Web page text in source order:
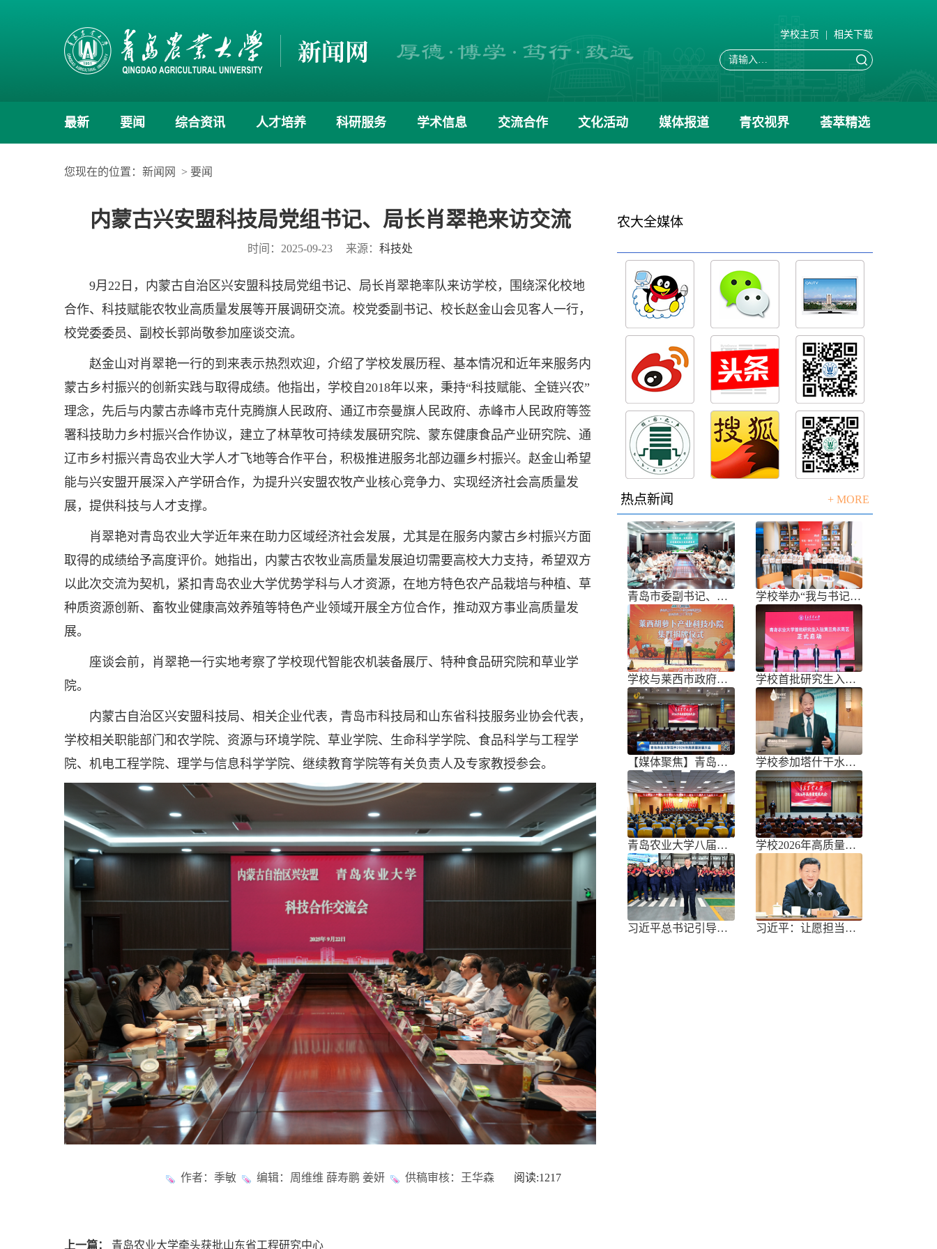
学校主页 相关下载
最新 要闻 综合资讯 人才培养 科研服务 学术信息 交流合作 文化活动 媒体报道 青农视界 荟萃精选
您现在的位置： 新闻网 > 要闻
内蒙古兴安盟科技局党组书记、局长肖翠艳来访交流
时间：2025-09-23 来源：科技处
9月22日，内蒙古自治区兴安盟科技局党组书记、局长肖翠艳率队来访学校，围绕深化校地
合作、科技赋能农牧业高质量发展等开展调研交流。校党委副书记、校长赵金山会见客人一行，
校党委委员、副校长郭尚敬参加座谈交流。
赵金山对肖翠艳一行的到来表示热烈欢迎，介绍了学校发展历程、基本情况和近年来服务内
蒙古乡村振兴的创新实践与取得成绩。他指出，学校自2018年以来，秉持“科技赋能、全链兴农”
理念，先后与内蒙古赤峰市克什克腾旗人民政府、通辽市奈曼旗人民政府、赤峰市人民政府等签
署科技助力乡村振兴合作协议，建立了林草牧可持续发展研究院、蒙东健康食品产业研究院、通
辽市乡村振兴青岛农业大学人才飞地等合作平台，积极推进服务北部边疆乡村振兴。赵金山希望
能与兴安盟开展深入产学研合作，为提升兴安盟农牧产业核心竞争力、实现经济社会高质量发
展，提供科技与人才支撑。
肖翠艳对青岛农业大学近年来在助力区域经济社会发展，尤其是在服务内蒙古乡村振兴方面
取得的成绩给予高度评价。她指出，内蒙古农牧业高质量发展迫切需要高校大力支持，希望双方
以此次交流为契机，紧扣青岛农业大学优势学科与人才资源，在地方特色农产品栽培与种植、草
种质资源创新、畜牧业健康高效养殖等特色产业领域开展全方位合作，推动双方事业高质量发
展。
座谈会前，肖翠艳一行实地考察了学校现代智能农机装备展厅、特种食品研究院和草业学
院。
内蒙古自治区兴安盟科技局、相关企业代表，青岛市科技局和山东省科技服务业协会代表，
学校相关职能部门和农学院、资源与环境学院、草业学院、生命科学学院、食品科学与工程学
院、机电工程学院、理学与信息科学学院、继续教育学院等有关负责人及专家教授参会。
作者：季敏 编辑：周维维 薛寿鹏 姜妍 供稿审核：王华森 阅读:1217
上一篇： 青岛农业大学牵头获批山东省工程研究中心
农大全媒体
热点新闻 + MORE
青岛市委副书记、市长任刚来校调研 学校举办“我与书记共话成长”师生面
学校与莱西市政府联合举办青岛市胡萝 学校首批研究生入驻黄三角农高区
【媒体聚焦】青岛农业大学召开202 学校参加塔什干水周2026国际论坛
青岛农业大学八届三次双代会胜利召开 学校2026年高质量发展大会召开
习近平总书记引导树立和践行正确政绩 习近平：让愿担当、敢担当、善担当蔚